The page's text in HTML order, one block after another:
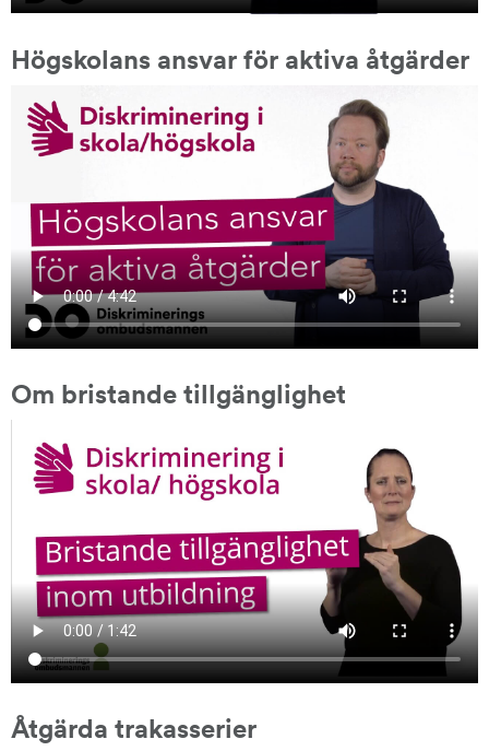
Högskolans ansvar för aktiva åtgärder
Om bristande tillgänglighet
Åtgärda trakasserier